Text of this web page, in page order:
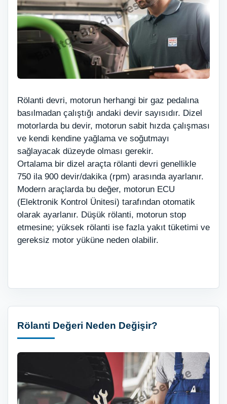
Rölanti devri, motorun herhangi bir gaz pedalına
basılmadan çalıştığı andaki devir sayısıdır. Dizel
motorlarda bu devir, motorun sabit hızda çalışması
ve kendi kendine yağlama ve soğutmayı
sağlayacak düzeyde olması gerekir.
Ortalama bir dizel araçta rölanti devri genellikle
750 ila 900 devir/dakika (rpm) arasında ayarlanır.
Modern araçlarda bu değer, motorun ECU
(Elektronik Kontrol Ünitesi) tarafından otomatik
olarak ayarlanır. Düşük rölanti, motorun stop
etmesine; yüksek rölanti ise fazla yakıt tüketimi ve
gereksiz motor yüküne neden olabilir.
Rölanti Değeri Neden Değişir?